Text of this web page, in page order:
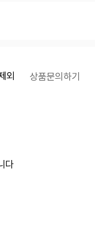
외 상품문의하기
다